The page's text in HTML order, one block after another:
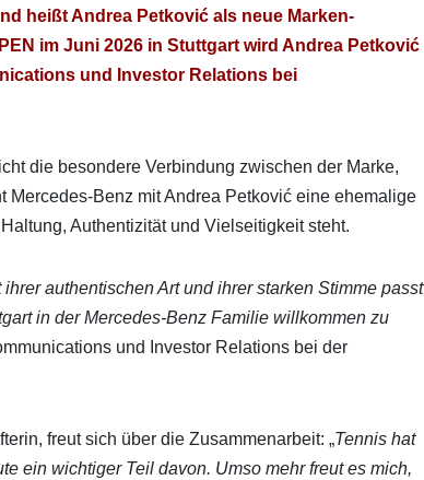
heißt Andrea Petković als neue Marken­
im Juni 2026 in Stuttgart wird Andrea Petković
und Investor Rela­tions bei
die beson­dere Verbindung zwis­chen der Marke,
mit Andrea Petković eine ehe­ma­lige
Authen­tiz­ität und Viel­seit­igkeit ste­ht.
authen­tis­chen Art und ihrer starken Stimme passt
in der Mercedes‑Benz Fam­i­lie willkom­men zu
und Investor Rela­tions bei der
freut sich über die Zusam­me­nar­beit: „Ten­nis hat
ein wichtiger Teil davon. Umso mehr freut es mich,